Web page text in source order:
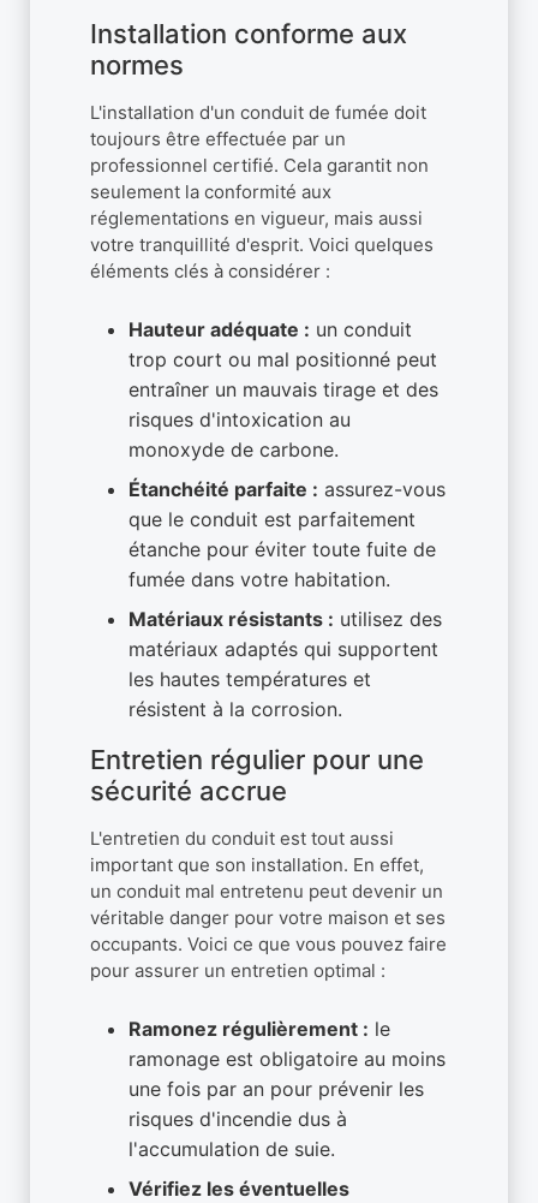
Installation conforme aux
normes
L'installation d'un conduit de fumée doit
toujours être effectuée par un
professionnel certifié. Cela garantit non
seulement la conformité aux
réglementations en vigueur, mais aussi
votre tranquillité d'esprit. Voici quelques
éléments clés à considérer :
Hauteur adéquate : un conduit
trop court ou mal positionné peut
entraîner un mauvais tirage et des
risques d'intoxication au
monoxyde de carbone.
Étanchéité parfaite : assurez-vous
que le conduit est parfaitement
étanche pour éviter toute fuite de
fumée dans votre habitation.
Matériaux résistants : utilisez des
matériaux adaptés qui supportent
les hautes températures et
résistent à la corrosion.
Entretien régulier pour une
sécurité accrue
L'entretien du conduit est tout aussi
important que son installation. En effet,
un conduit mal entretenu peut devenir un
véritable danger pour votre maison et ses
occupants. Voici ce que vous pouvez faire
pour assurer un entretien optimal :
Ramonez régulièrement : le
ramonage est obligatoire au moins
une fois par an pour prévenir les
risques d'incendie dus à
l'accumulation de suie.
Vérifiez les éventuelles